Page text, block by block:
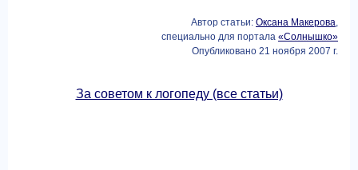
Автор статьи: Оксана Макерова
специально для портала «Солнышко»
Опубликовано 21 ноября 2007 г.
За советом к логопеду (все статьи)